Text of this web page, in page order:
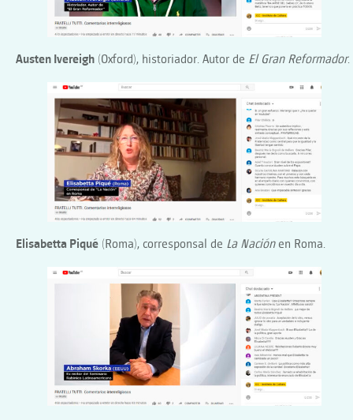
Austen Ivereigh (Oxford), historiador. Autor de El Gran Reformador.
Elisabetta Piqué (Roma), corresponsal de La Naciónen Roma.